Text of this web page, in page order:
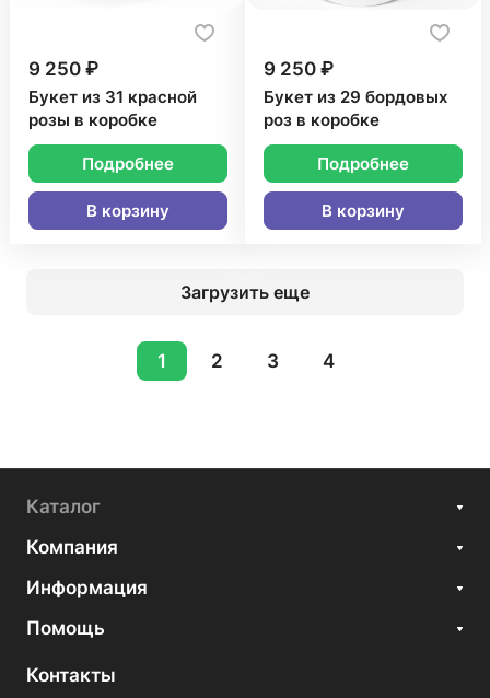
9 250 ₽
Букет из 31 красной
розы в коробке
Подробнее
В корзину
9 250 ₽
Букет из 29 бордовых
роз в коробке
Подробнее
В корзину
Загрузить еще
1 2 3 4
Каталог
Компания
Информация
Помощь
Контакты